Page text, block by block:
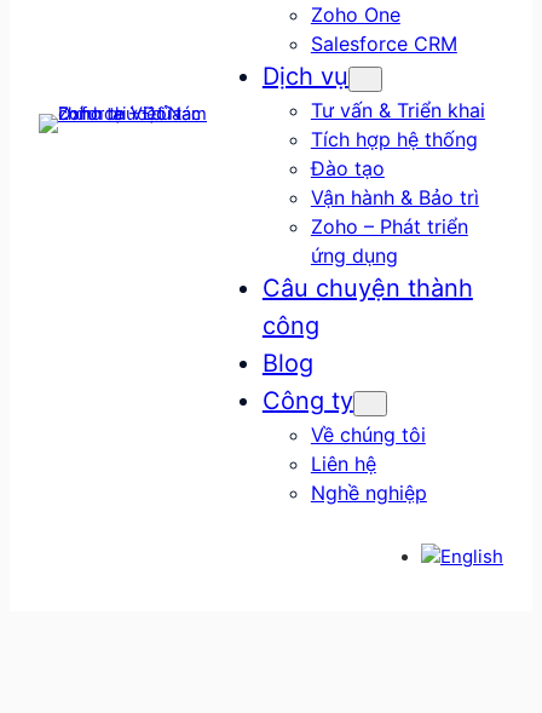
Zoho One
Salesforce CRM
Dịch vụ
Tư vấn & Triển khai
Tích hợp hệ thống
Đào tạo
Vận hành & Bảo trì
Zoho – Phát triển
ứng dụng
Câu chuyện thành
công
Blog
Công ty
Về chúng tôi
Liên hệ
Nghề nghiệp